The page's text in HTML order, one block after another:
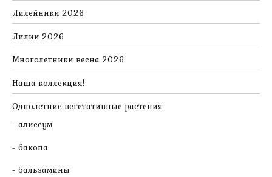
Лилейники 2026
Лилии 2026
Многолетники весна 2026
Наша коллекция!
Однолетние вегетативные растения
алиссум
бакопа
бальзамины